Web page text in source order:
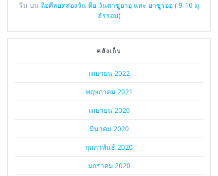
รีน บน ถือศีลอดสองวัน คือ วันตาซูอาอฺ และ อาซูรออฺ ( 9-10 มุ
ฮัรรอม)
คลังเก็บ
เมษายน 2022
พฤษภาคม 2021
เมษายน 2020
มีนาคม 2020
กุมภาพันธ์ 2020
มกราคม 2020